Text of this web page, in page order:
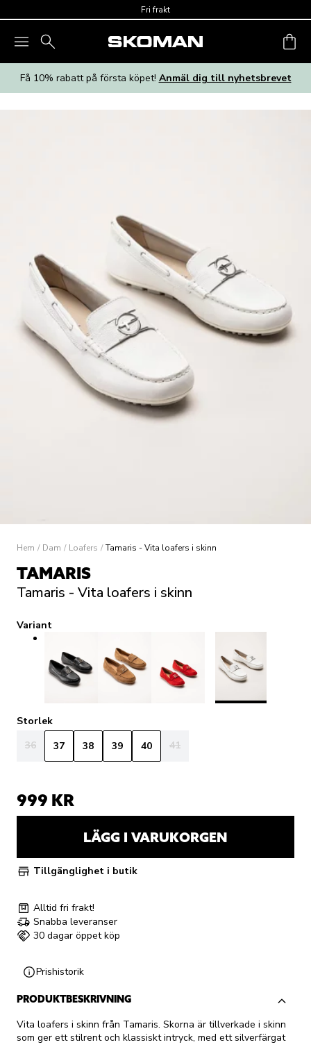
Fri frakt
Få 10% rabatt på första köpet! Anmäl dig till nyhetsbrevet
Hem / Dam / Loafers / Tamaris - Vita loafers i skinn
TAMARIS
Tamaris - Vita loafers i skinn
Variant
Storlek
36
37 38 39 40 41
999 KR
LÄGG I VARUKORGEN
Tillgänglighet i butik
Alltid fri frakt!
Snabba leveranser
30 dagar öppet köp
Prishistorik
PRODUKTBESKRIVNING
Vita loafers i skinn från Tamaris. Skorna är tillverkade i skinn
som ger ett stilrent och klassiskt intryck, med ett silverfärgat